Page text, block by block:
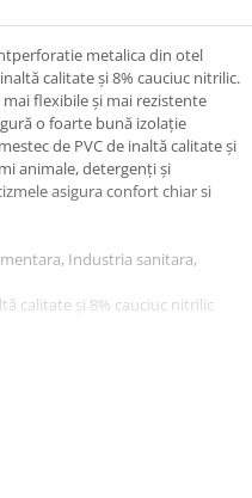
metalica din otel
calitate și 8% cauciuc nitrilic.
flexibile și mai rezistente
o foarte bună izolație
de PVC de inaltă calitate și
animale, detergenți și
asigura confort chiar si
Industria sanitara,
calitate și 8% cauciuc nitrilic
și 8% cauciuc nitrilic,
și substanțe chimice
si pentru cei cu nevoi